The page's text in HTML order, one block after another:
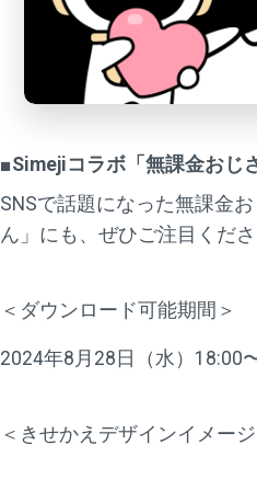
■Simejiコラボ「無課金おじ
SNSで話題になった無課金
ん」にも、ぜひご注目くだ
＜ダウンロード可能期間＞
2024年8月28日（水）18:00
＜きせかえデザインイメー